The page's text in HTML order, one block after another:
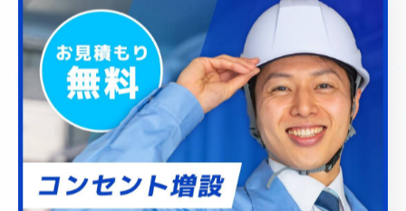
機能を重視する方はモニター付きや録画対応のインター
ホンを選ぶケースが多いですが、設置環境や家族構成に
よって最適な機種は異なります。電気工事前に業者へ相
談し、ご自宅に合ったインターフォンの種類を選ぶこと
が失敗を防ぐ第一歩です。
インターフォン交換で重要な電気工事の基礎知識